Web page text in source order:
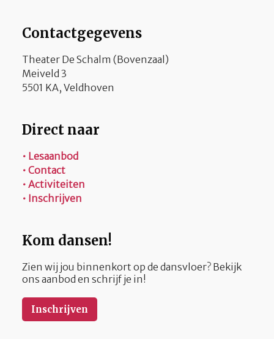
Contactgegevens
Theater De Schalm (Bovenzaal)
Meiveld 3
5501 KA, Veldhoven
Direct naar
• Lesaanbod
• Contact
• Activiteiten
• Inschrijven
Kom dansen!
Zien wij jou binnenkort op de dansvloer? Bekijk
ons aanbod en schrijf je in!
Inschrijven